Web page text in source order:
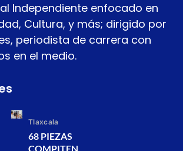
Independiente enfocado en
Cultura, y más; dirigido por
periodista de carrera con
en el medio.
Tlaxcala
68 PIEZAS
COMPITEN